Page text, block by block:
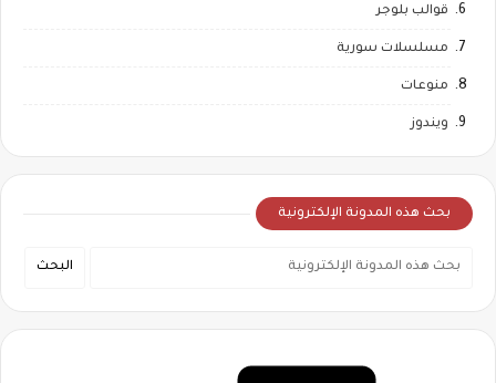
قوالب بلوجر
مسلسلات سورية
منوعات
ويندوز
بحث هذه المدونة الإلكترونية